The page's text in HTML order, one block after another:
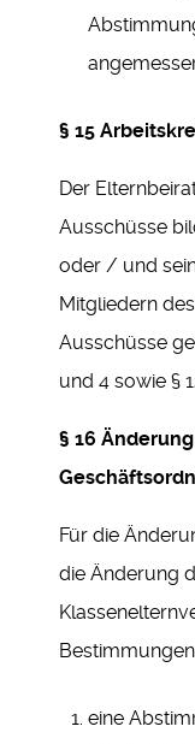
§ 15
Der
Ausschüsse
oder / und
Mitgliedern
Ausschüsse
und 4 sowie §
§ 16
Für die
die Änderung
eine